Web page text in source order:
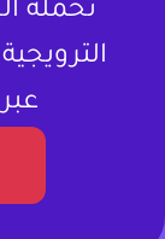
تحمله